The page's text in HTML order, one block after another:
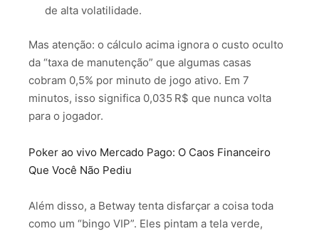
de alta volatilidade.
Mas atenção: o cálculo acima ignora o custo oculto
da “taxa de manutenção” que algumas casas
cobram 0,5% por minuto de jogo ativo. Em 7
minutos, isso significa 0,035 R$ que nunca volta
para o jogador.
Poker ao vivo Mercado Pago: O Caos Financeiro
Que Você Não Pediu
Além disso, a Betway tenta disfarçar a coisa toda
como um “bingo VIP”. Eles pintam a tela verde,